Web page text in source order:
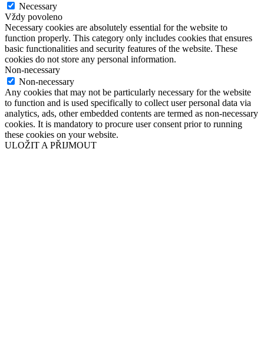
Necessary
Vždy povoleno
Necessary cookies are absolutely essential for the website to
function properly. This category only includes cookies that ensures
basic functionalities and security features of the website. These
cookies do not store any personal information.
Non-necessary
Non-necessary
Any cookies that may not be particularly necessary for the website
to function and is used specifically to collect user personal data via
analytics, ads, other embedded contents are termed as non-necessary
cookies. It is mandatory to procure user consent prior to running
these cookies on your website.
ULOŽIT A PŘIJMOUT